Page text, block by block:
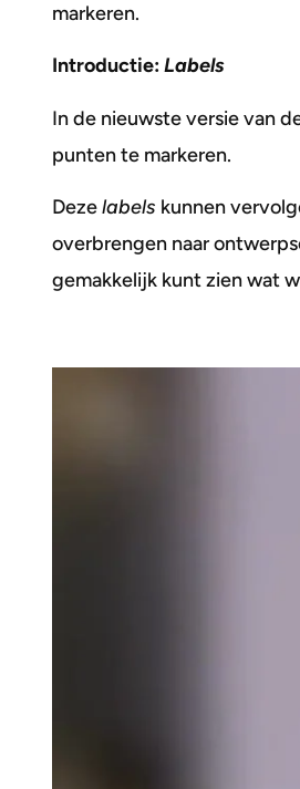
markeren.
Introductie:Labels
In de nieuwste versie van
punten te markeren.
Dezelabels kunnen
overbrengen naar
gemakkelijk kunt zien wat